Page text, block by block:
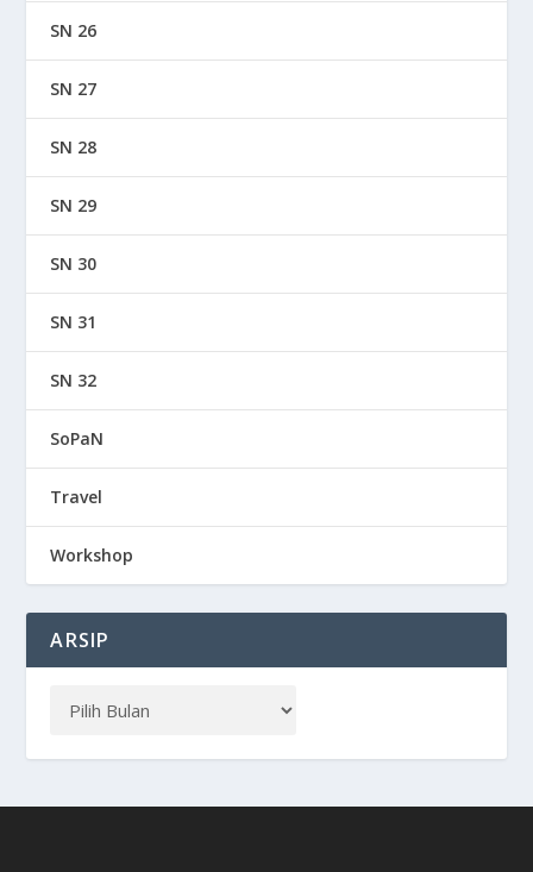
SN 26
SN 27
SN 28
SN 29
SN 30
SN 31
SN 32
SoPaN
Travel
Workshop
ARSIP